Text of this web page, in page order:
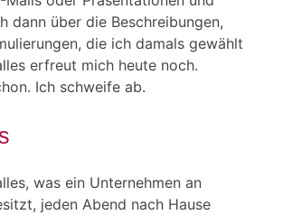
dann über die Beschreibungen,
die ich damals gewählt
erfreut mich heute noch.
Ich schweife ab.
was ein Unternehmen an
jeden Abend nach Hause